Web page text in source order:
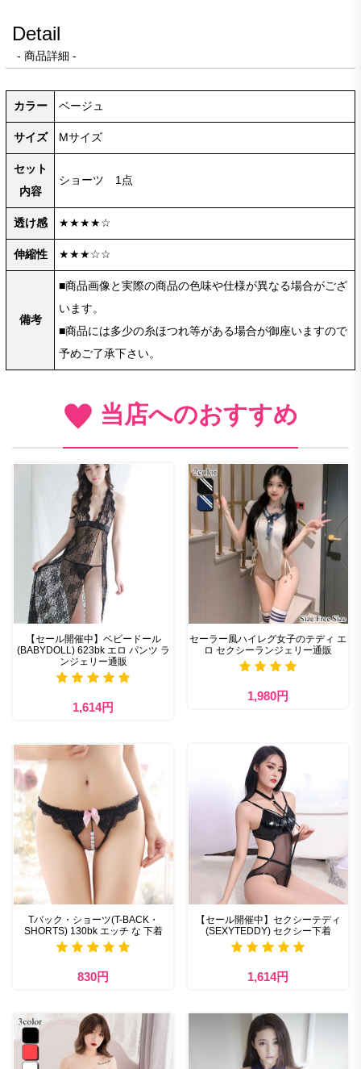
Detail
- 商品詳細 -
カラー ベージュ
サイズ Mサイズ
セット
内容
ショーツ 1点
透け感 ★★★★☆
伸縮性 ★★★☆☆
備考
■商品画像と実際の商品の色味や仕様が異なる場合がござ
います。
■商品には多少の糸ほつれ等がある場合が御座いますので
予めご了承下さい。
当店へのおすすめ
【セール開催中】ベビードール
(BABYDOLL) 623bk エロ パンツ ラ
ンジェリー通販
1,614円
セーラー風ハイレグ女子のテディ エ
ロ セクシーランジェリー通販
1,980円
Tバック・ショーツ(T-BACK・
SHORTS) 130bk エッチ な 下着
830円
【セール開催中】セクシーテディ
(SEXYTEDDY) セクシー下着
1,614円